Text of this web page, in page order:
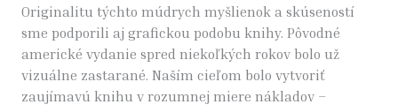
Originalitu týchto múdrych myšlienok a skúseností
sme podporili aj grafickou podobu knihy. Pôvodné
americké vydanie spred niekoľkých rokov bolo už
vizuálne zastarané. Naším cieľom bolo vytvoriť
zaujímavú knihu v rozumnej miere nákladov –